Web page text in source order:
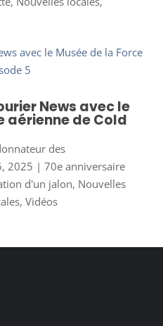
News avec le
aérienne de Cold
des
2025 | 70e anniversaire
d'un jalon, Nouvelles
, Vidéos